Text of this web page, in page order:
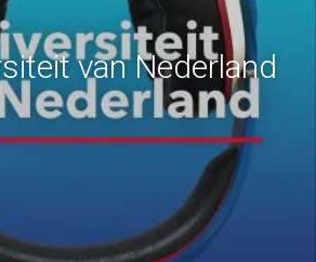
van Nederland